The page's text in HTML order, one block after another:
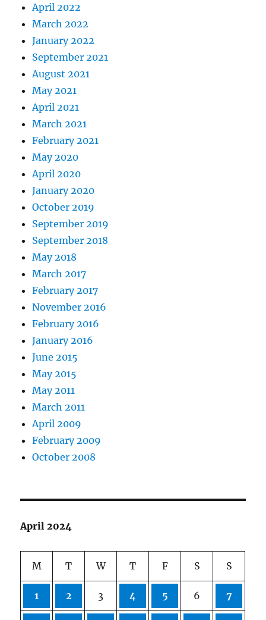
April 2022
March 2022
January 2022
September 2021
August 2021
May 2021
April 2021
March 2021
February 2021
May 2020
April 2020
January 2020
October 2019
September 2019
September 2018
May 2018
March 2017
February 2017
November 2016
February 2016
January 2016
June 2015
May 2015
May 2011
March 2011
April 2009
February 2009
October 2008
April 2024
M T W T F S S
1 2 3 4 5 6 7